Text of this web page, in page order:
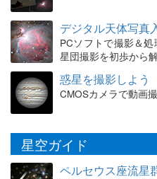
デジタル天体写真
PCソフトで撮影＆
星団撮影を初歩から
惑星を撮影しよう
CMOSカメラで動画
星空ガイド
ペルセウス座流星